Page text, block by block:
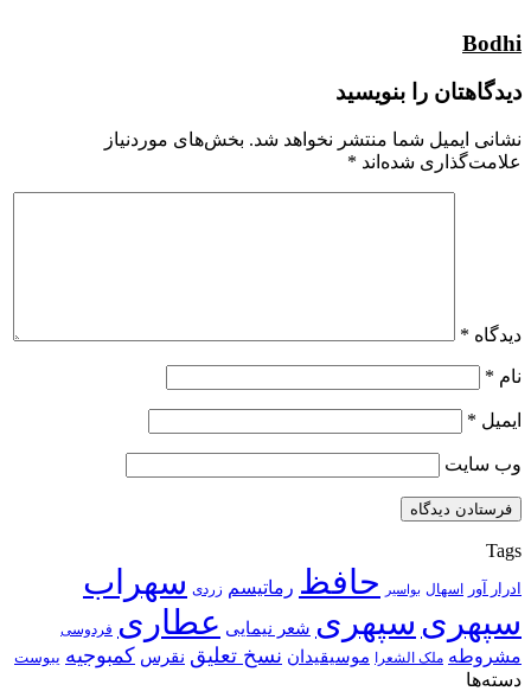
Bodhi
دیدگاهتان را بنویسید
نشانی ایمیل شما منتشر نخواهد شد. بخش‌های موردنیاز
علامت‌گذاری شده‌اند *
دیدگاه *
نام *
ایمیل *
وب‌ سایت
Tags
ادرار آور اسهال بواسیر حافظ رماتیسم زردی سهراب
سپهری سپهری شعر نیمایی عطاری فردوسی
مشروطه ملک الشعرا موسیقیدان نسخ تعلیق نقرس کمبوجیه یبوست
دسته‌ها